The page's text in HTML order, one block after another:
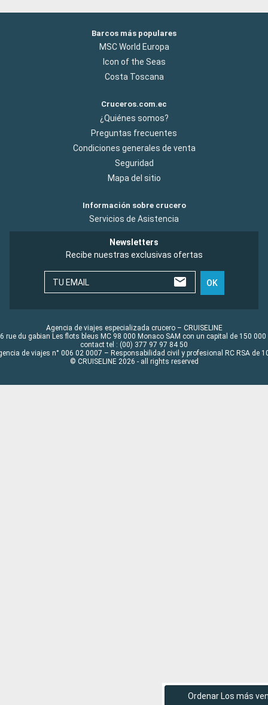
Ordenar Los más
Barcos más populares
MSC World Europa
Icon of the Seas
Costa Toscana
Cruceros.com.ec
¿Quiénes somos?
Preguntas frecuentes
Condiciones generales de venta
Seguridad
Mapa del sitio
Información sobre crucero
Servicios de Asistencia
Newsletters
Recibe nuestras exclusivas ofertas
TU EMAIL OK
Agencia de viajes especializada crucero – CRUISELINE
rue du gabian Les flots bleus MC 98 000 Monaco SAM con un capital de 150 000
contact tel : (00) 377 97 97 84 50
de viajes n° 006 02 0007 – Responsabilidad civil y profesional RC RSA de
© CRUISELINE 2026 - all rights reserved